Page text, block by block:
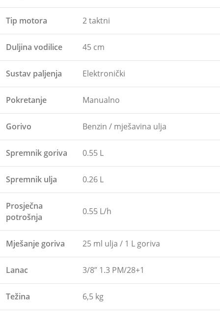
Tip motora 2 taktni
Duljina vodilice 45 cm
Sustav paljenja Elektronički
Pokretanje Manualno
Gorivo Benzin / mješavina ulja
Spremnik goriva 0.55 L
Spremnik ulja 0.26 L
Prosječna
potrošnja
0.55 L/h
Mješanje goriva 25 ml ulja / 1 L goriva
Lanac 3/8” 1.3 PM/28+1
Težina 6,5 kg